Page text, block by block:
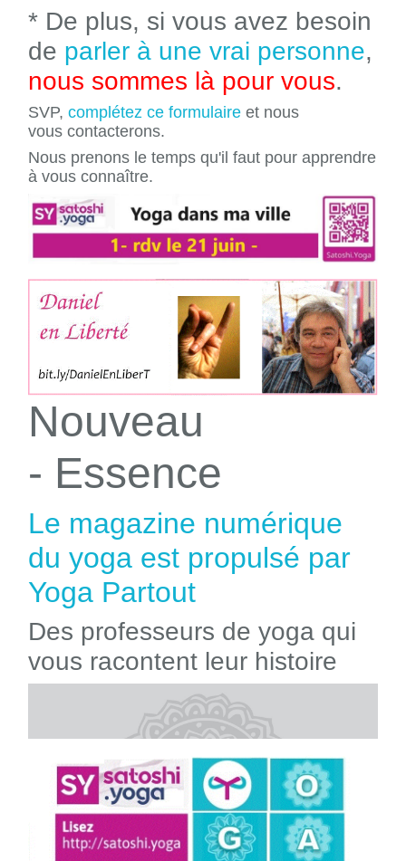
* De plus, si vous avez besoin
de parler à une vrai personne,
nous sommes là pour vous.
SVP, complétez ce formulaire et nous
vous contacterons.
Nous prenons le temps qu'il faut pour apprendre
à vous connaître.
Nouveau
- Essence
Le magazine numérique
du yoga est propulsé par
Yoga Partout
Des professeurs de yoga qui
vous racontent leur histoire